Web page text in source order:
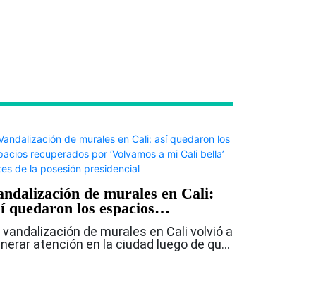
de murales en Cali:
quedaron los espacios
por ‘Volvamos a mi
bella’ antes de la posesión
vandalización de murales en Cali volvió a
atención en la ciudad luego de que,